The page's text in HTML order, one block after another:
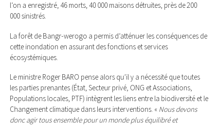
l’on a enregistré, 46 morts, 40 000 maisons détruites, près de 200
000 sinistrés.
La forêt de Bangr-werogo a permis d’atténuer les conséquences de
cette inondation en assurant des fonctions et services
écosystémiques.
Le ministre Roger BARO pense alors qu’il y a nécessité que toutes
les parties prenantes (État, Secteur privé, ONG et Associations,
Populations locales, PTF) intègrent les liens entre la biodiversité et le
Changement climatique dans leurs interventions. « Nous devons
donc agir tous ensemble pour un monde plus équilibré et